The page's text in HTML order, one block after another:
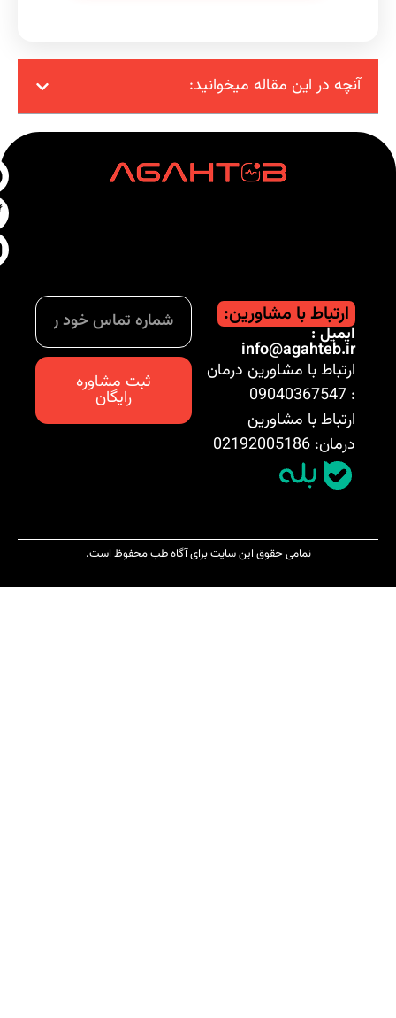
آنچه در این مقاله میخوانید:
ارتباط با مشاورین:
ایمیل :
info@agahteb.ir
ارتباط با مشاورین درمان
ارتباط با مشاورین
درمان: 02192005186
ثبت مشاوره
رایگان
تمامی حقوق این سایت برای آگاه طب محفوظ است.